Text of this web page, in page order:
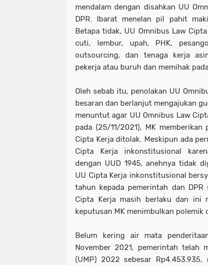
mendalam dengan disahkan UU
DPR. Ibarat menelan pil pahit
Betapa tidak, UU Omnibus Law
cuti, lembur, upah, PHK,
outsourcing, dan tenaga kerja
pekerja atau buruh dan memihak
Oleh sebab itu, penolakan UU
besaran dan berlanjut mengajukan
menuntut agar UU Omnibus Law
pada (25/11/2021), MK
Cipta Kerja ditolak. Meskipun ada
Cipta Kerja inkonstitusional
dengan UUD 1945, anehnya tidak
UU Cipta Kerja inkonstitusional
tahun kepada pemerintah dan
Cipta Kerja masih berlaku dan ini
keputusan MK menimbulkan polemik
Belum kering air mata
November 2021, pemerintah telah
(UMP) 2022 sebesar Rp4.453.935,